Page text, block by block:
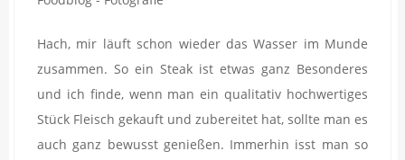
Hach, mir läuft schon wieder das Wasser im Munde
zusammen. So ein Steak ist etwas ganz Besonderes
und ich finde, wenn man ein qualitativ hochwertiges
Stück Fleisch gekauft und zubereitet hat, sollte man es
auch ganz bewusst genießen. Immerhin isst man so